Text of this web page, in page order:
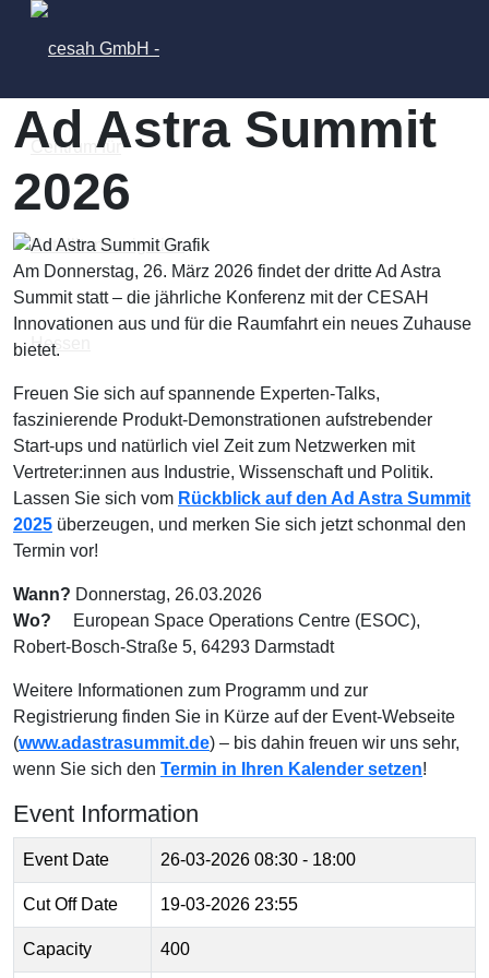
Ad Astra Summit
2026
Am Donnerstag, 26. März 2026 findet der dritte Ad Astra
Summit statt – die jährliche Konferenz mit der CESAH
Innovationen aus und für die Raumfahrt ein neues Zuhause
bietet.
Freuen Sie sich auf spannende Experten-Talks,
faszinierende Produkt-Demonstrationen aufstrebender
Start-ups und natürlich viel Zeit zum Netzwerken mit
Vertreter:innen aus Industrie, Wissenschaft und Politik.
Lassen Sie sich vom Rückblick auf den Ad Astra Summit
2025 überzeugen, und merken Sie sich jetzt schonmal den
Termin vor!
Wann? Donnerstag, 26.03.2026
Wo? European Space Operations Centre (ESOC),
Robert-Bosch-Straße 5, 64293 Darmstadt
Weitere Informationen zum Programm und zur
Registrierung finden Sie in Kürze auf der Event-Webseite
(www.adastrasummit.de) – bis dahin freuen wir uns sehr,
wenn Sie sich den Termin in Ihren Kalender setzen!
Event Information
Event Date 26-03-2026 08:30 - 18:00
Cut Off Date 19-03-2026 23:55
Capacity 400